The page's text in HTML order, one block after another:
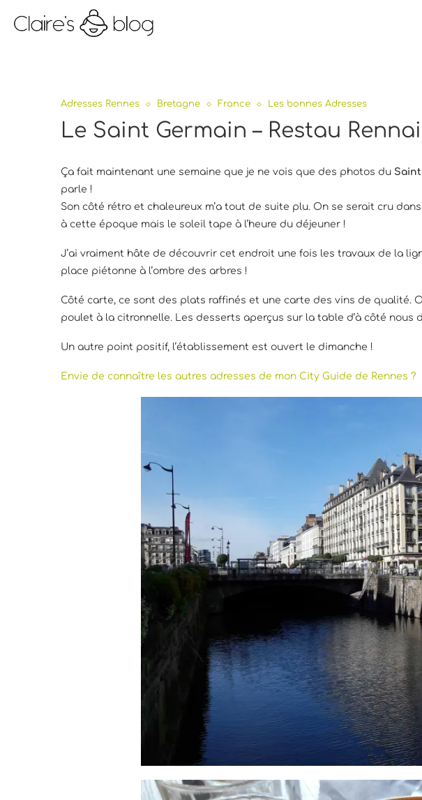
Adresses Rennes Bretagne France Les bonnes Adresses
Le Saint Germain – Restau
Ça fait maintenant une semaine que je ne vois que des photos du
parle !
Son côté rétro et chaleureux m’a tout de suite plu. On se serait cru
à cette époque mais le soleil tape à l’heure du déjeuner !
J’ai vraiment hâte de découvrir cet endroit une fois les travaux de la
place piétonne à l’ombre des arbres !
Côté carte, ce sont des plats raffinés et une carte des vins de qualité.
poulet à la citronnelle. Les desserts aperçus sur la table d’à côté
Un autre point positif, l’établissement est ouvert le dimanche !
Envie de connaître les autres adresses de mon City Guide de Rennes ?